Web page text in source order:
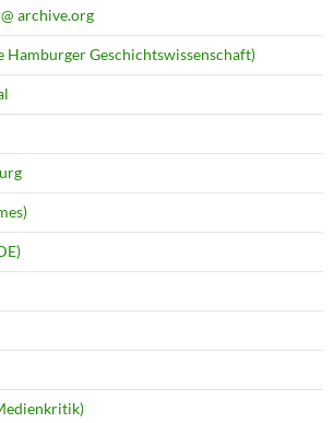
archive.org
Hamburger Geschichtswissenschaft)